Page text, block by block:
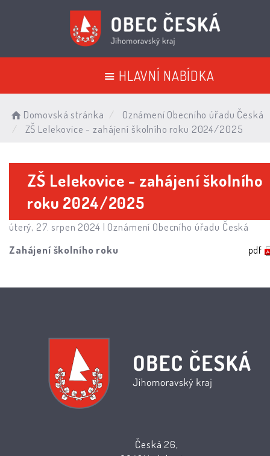
HLAVNÍ NABÍDKA
Domovská stránka
Oznámení Obecního úřadu Česká
ZŠ Lelekovice - zahájení školního roku 2024/2025
ZŠ Lelekovice - zahájení školního
roku 2024/2025
úterý, 27. srpen 2024 | Oznámení Obecního úřadu Česká
Zahájení školního roku
pdf
Česká 26,